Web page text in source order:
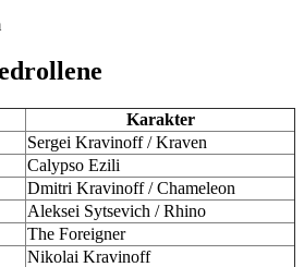
Karakter
Sergei Kravinoff / Kraven
Calypso Ezili
Dmitri Kravinoff / Chameleon
Aleksei Sytsevich / Rhino
The Foreigner
Nikolai Kravinoff